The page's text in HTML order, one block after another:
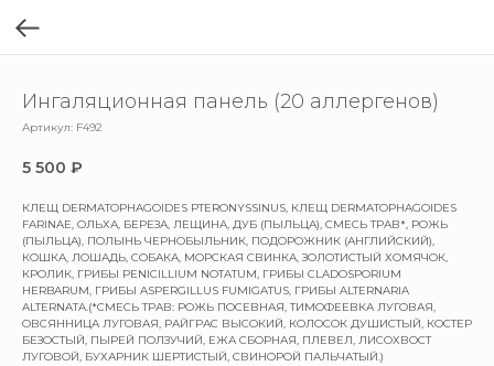
Ингаляционная панель (20 аллергенов)
Артикул: F492
5 500 ₽
КЛЕЩ DERMATOPHAGOIDES PTERONYSSINUS, КЛЕЩ DERMATOPHAGOIDES
FARINAE, ОЛЬХА, БЕРЕЗА, ЛЕЩИНА, ДУБ (ПЫЛЬЦА), СМЕСЬ ТРАВ*, РОЖЬ
(ПЫЛЬЦА), ПОЛЫНЬ ЧЕРНОБЫЛЬНИК, ПОДОРОЖНИК (АНГЛИЙСКИЙ),
КОШКА, ЛОШАДЬ, СОБАКА, МОРСКАЯ СВИНКА, ЗОЛОТИСТЫЙ ХОМЯЧОК,
КРОЛИК, ГРИБЫ PENICILLIUM NOTATUM, ГРИБЫ CLADOSPORIUM
HERBARUM, ГРИБЫ ASPERGILLUS FUMIGATUS, ГРИБЫ ALTERNARIA
ALTERNATA.(*СМЕСЬ ТРАВ: РОЖЬ ПОСЕВНАЯ, ТИМОФЕЕВКА ЛУГОВАЯ,
ОВСЯННИЦА ЛУГОВАЯ, РАЙГРАС ВЫСОКИЙ, КОЛОСОК ДУШИСТЫЙ, КОСТЕР
БЕЗОСТЫЙ, ПЫРЕЙ ПОЛЗУЧИЙ, ЕЖА СБОРНАЯ, ПЛЕВЕЛ, ЛИСОХВОСТ
ЛУГОВОЙ, БУХАРНИК ШЕРТИСТЫЙ, СВИНОРОЙ ПАЛЬЧАТЫЙ.)